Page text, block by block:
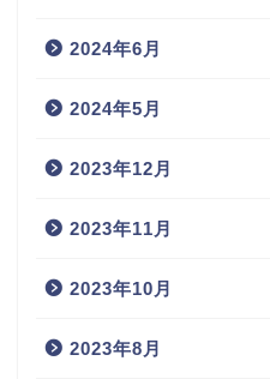
2024年6月
2024年5月
2023年12月
2023年11月
2023年10月
2023年8月